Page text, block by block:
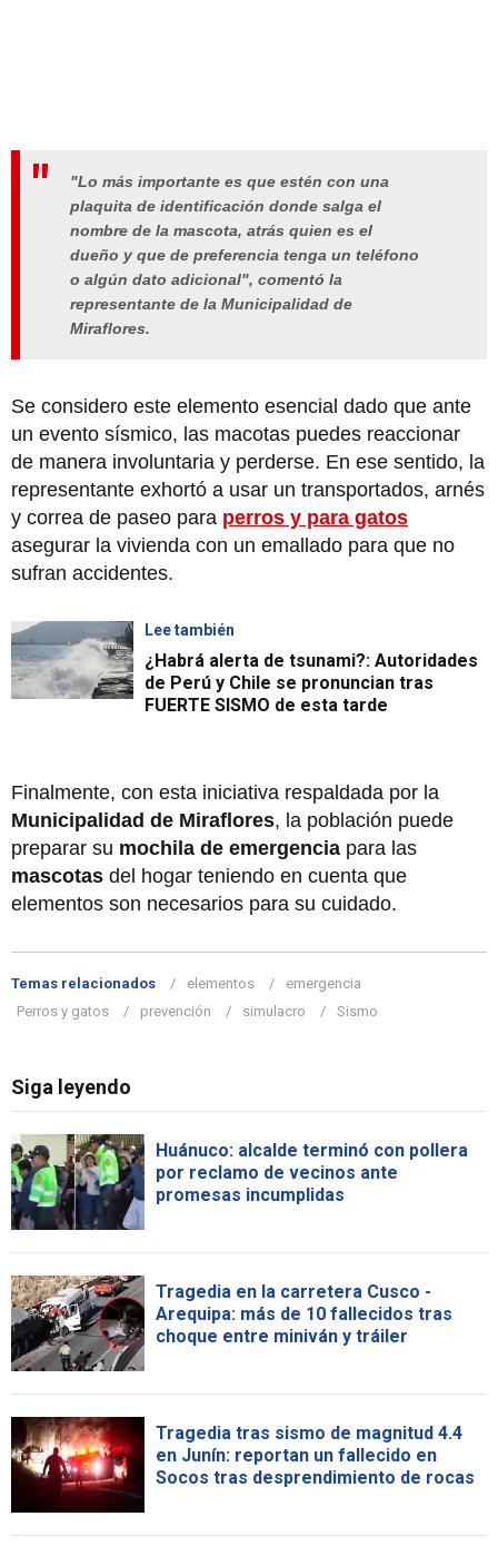
"Lo más importante es que estén con una
plaquita de identificación donde salga el
nombre de la mascota, atrás quien es el
dueño y que de preferencia tenga un teléfono
o algún dato adicional", comentó la
representante de la Municipalidad de
Miraflores.
Se considero este elemento esencial dado que ante
un evento sísmico, las macotas puedes reaccionar
de manera involuntaria y perderse. En ese sentido, la
representante exhortó a usar un transportados, arnés
y correa de paseo para perros y para gatos
asegurar la vivienda con un emallado para que no
sufran accidentes.
Lee también
¿Habrá alerta de tsunami?: Autoridades
de Perú y Chile se pronuncian tras
FUERTE SISMO de esta tarde
Finalmente, con esta iniciativa respaldada por la
Municipalidad de Miraflores, la población puede
preparar su mochila de emergencia para las
mascotas del hogar teniendo en cuenta que
elementos son necesarios para su cuidado.
Temas relacionados elementos
emergencia
Perros y gatos
prevención simulacro Sismo
Siga leyendo
Huánuco: alcalde terminó con pollera
por reclamo de vecinos ante
promesas incumplidas
Tragedia en la carretera Cusco -
Arequipa: más de 10 fallecidos tras
choque entre miniván y tráiler
Tragedia tras sismo de magnitud 4.4
en Junín: reportan un fallecido en
Socos tras desprendimiento de rocas